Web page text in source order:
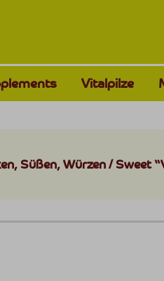
Vitalpilze
Süßen, Würzen/ Sweet